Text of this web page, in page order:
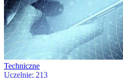
Techniczne
Uczelnie: 213